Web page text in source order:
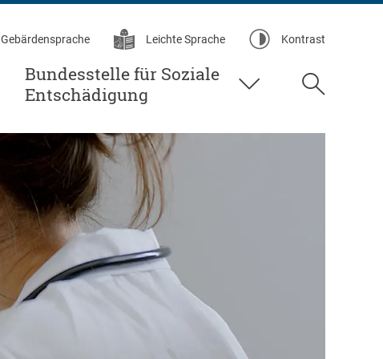
Gebärdensprache Leichte Sprache Kontrast
Bundesstelle für Soziale
Entschädigung
Suche